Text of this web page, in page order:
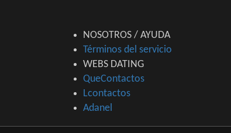
NOSOTROS / AYUDA
Términos del servicio
WEBS DATING
QueContactos
Lcontactos
Adanel